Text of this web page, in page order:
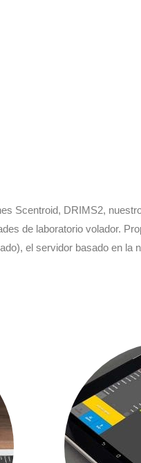
Scentroid, DRIMS2,
de laboratorio volador.
el servidor basado en la